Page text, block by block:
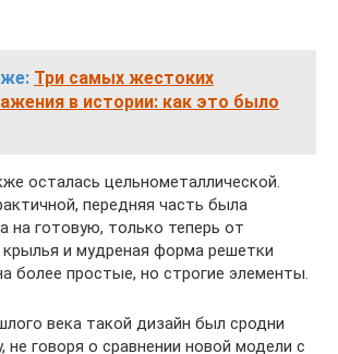
Три самых жестоких
в истории: как это было
осталась цельнометаллической.
передняя часть была
на готовую, только теперь от
и мудреная форма решетки
более простые, но строгие элементы.
века такой дизайн был сродни
не говоря о сравнении новой модели с